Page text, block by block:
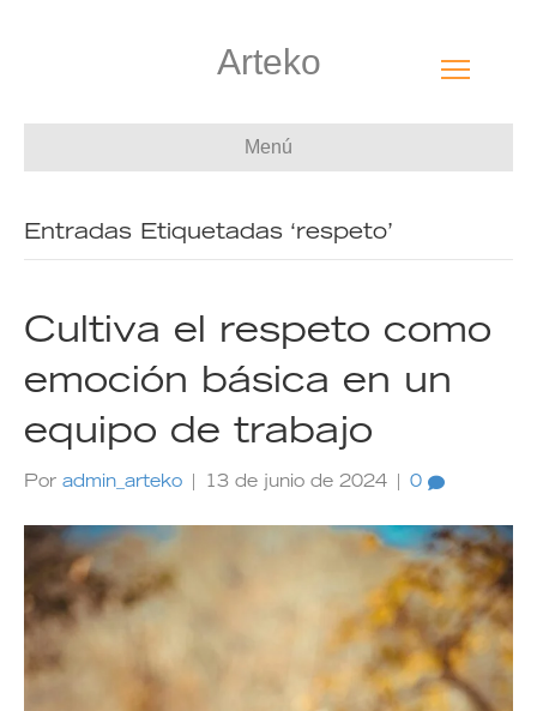
Arteko
Menú
Entradas Etiquetadas ‘respeto’
Cultiva el respeto como
emoción básica en un
equipo de trabajo
Por admin_arteko 13 de junio de 2024 0